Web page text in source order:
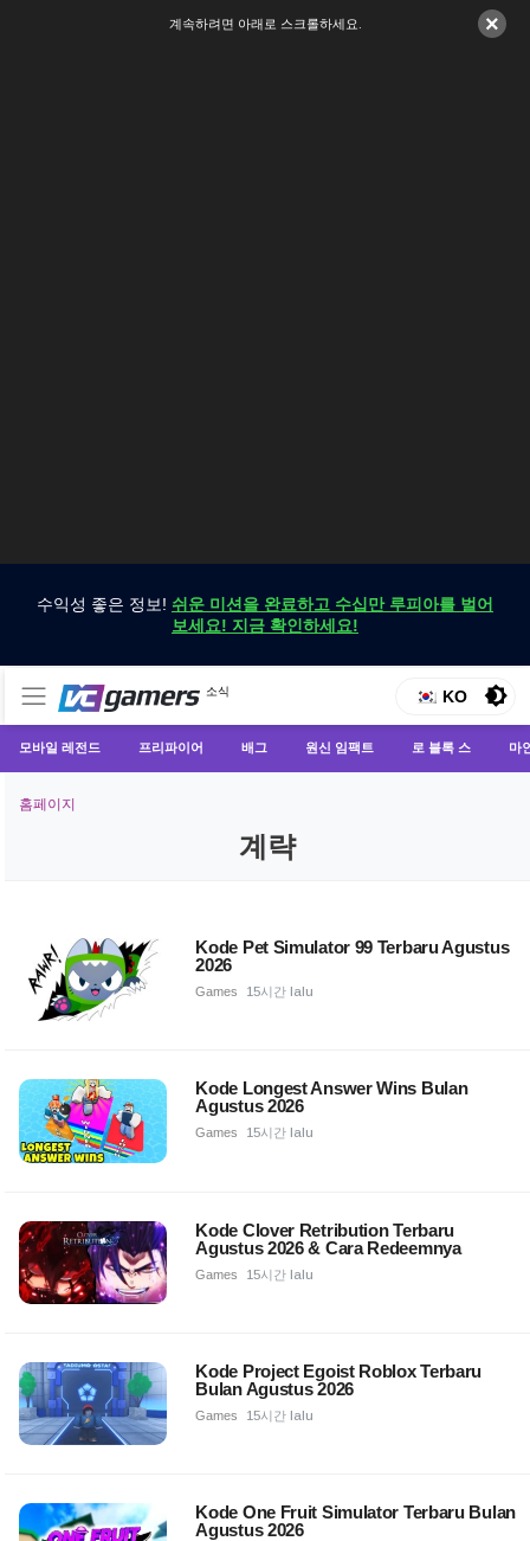
×
계속하려면 아래로 스크롤하세요.
수익성 좋은 정보! 쉬운 미션을 완료하고 수십만 루피아를 벌어
보세요! 지금 확인하세요!
VCGamers 뉴스
소식
VCGamers에서만 최신 게임 뉴스 받기
KO
모바일 레전드 프리파이어 배그 원신 임팩트 로 블록 스 마
홈페이지
계략
Kode Pet Simulator 99 Terbaru Agustus
2026
Games 15시간 lalu
Kode Longest Answer Wins Bulan
Agustus 2026
Games 15시간 lalu
Kode Clover Retribution Terbaru
Agustus 2026 & Cara Redeemnya
Games 15시간 lalu
Kode Project Egoist Roblox Terbaru
Bulan Agustus 2026
Games 15시간 lalu
Kode One Fruit Simulator Terbaru Bulan
Agustus 2026